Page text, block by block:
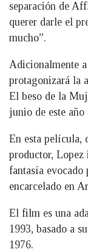
separación de
querer darle el
mucho”.
Adicionalmente
protagonizará la
El beso de la
junio de este año
En esta película,
productor, Lopez
fantasía
encarcelado en
El film es una
1993, basado a
1976.